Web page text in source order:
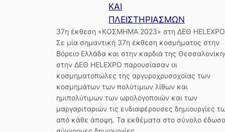
ΚΑΙ
ΠΛΕΙΣΤΗΡΙΑΣΜΩΝ
37η έκθεση «ΚΟΣΜΗΜΑ 2023» στη ΔΕΘ HELEXPO
Σε μία σημαντική 37η έκθεση κοσμήματος στην
Βόρειο Ελλάδα και στην καρδιά της
στην ΔΕΘ HELEXPO παρουσίασαν οι
κοσμηματοπώλες της αργυροχρυσοχοϊας των
κοσμημάτων των πολύτιμων λίθων και
ημιπολύτιμων των ωρολογοποιών και των
μαργαριταριών τις ενδιαφέρουσες δημιουργίες
από κάθε άποψη. Τα εκθέματα στο σύνολο